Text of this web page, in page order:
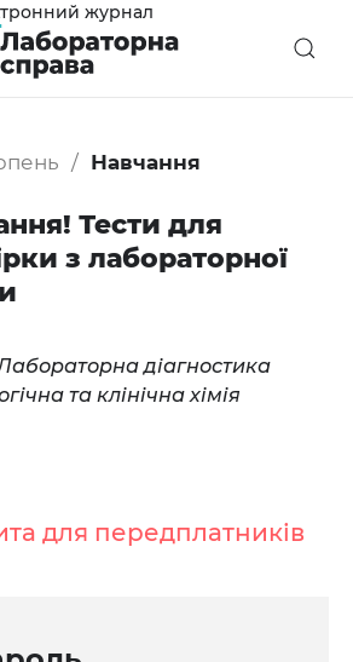
журнал
Навчання
Тести для
з лабораторної
діагностика
та клінічна хімія
для передплатників